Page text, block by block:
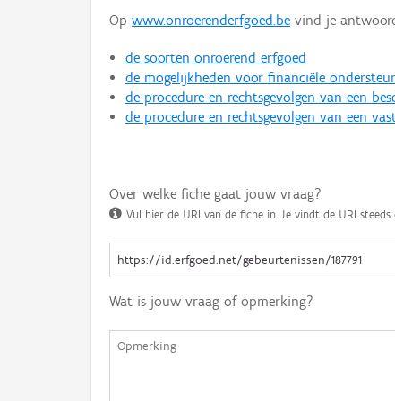
Op www.onroerenderfgoed.be vind je
de soorten onroerend erfgoed
de mogelijkheden voor financiële
de procedure en rechtsgevolgen van een
de procedure en rechtsgevolgen van een
Over welke fiche gaat jouw vraag?
Vul hier de URI van de fiche in. Je vindt de URI
Wat is jouw vraag of opmerking?